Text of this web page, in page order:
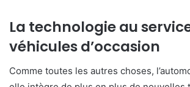
La technologie au
véhicules d’occasion
Comme toutes les autres choses,